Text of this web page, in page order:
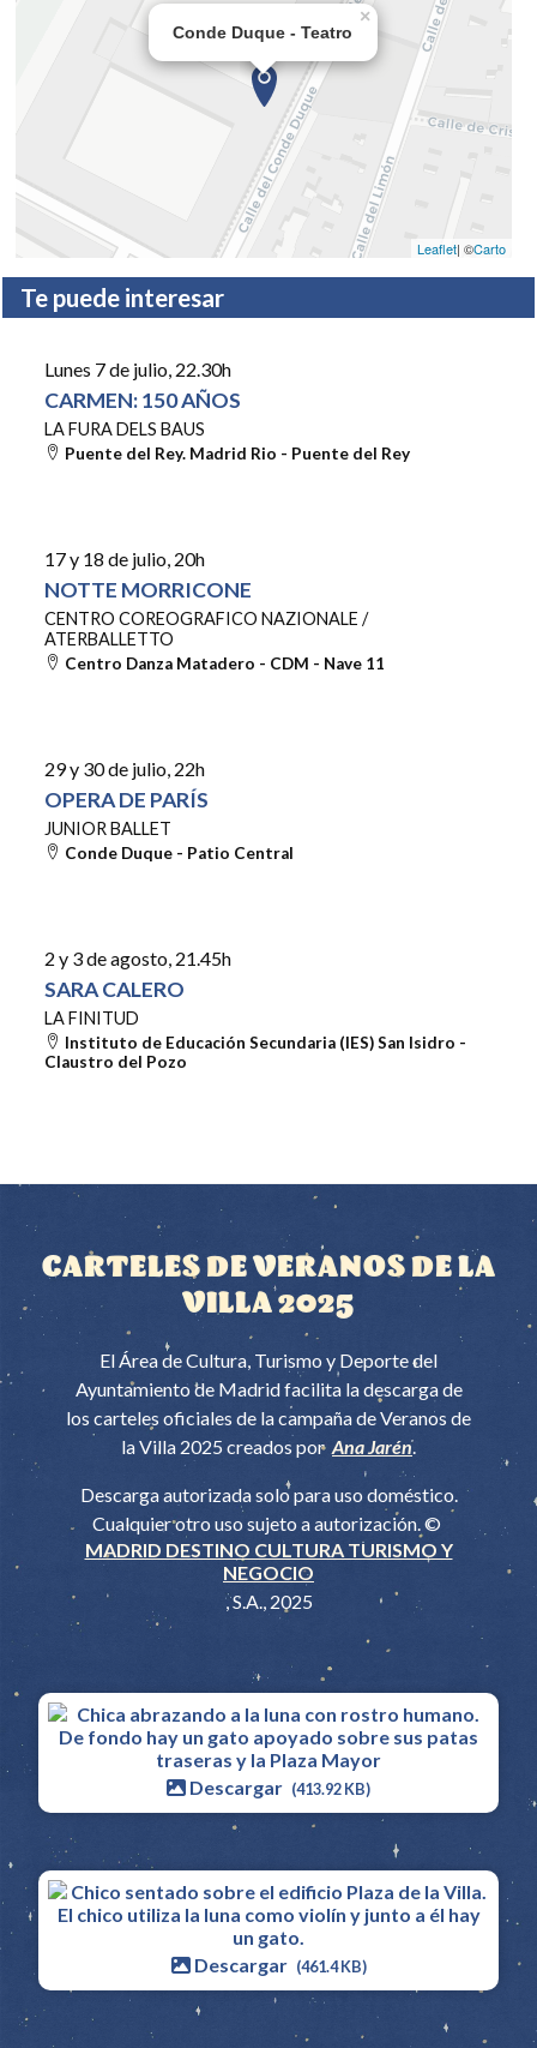
×
Conde Duque - Teatro
Leaflet| ©Carto
Te puede interesar
Lunes 7 de julio, 22.30h
CARMEN: 150 AÑOS
LA FURA DELS BAUS
Puente del Rey. Madrid Rio - Puente del Rey
17 y 18 de julio, 20h
NOTTE MORRICONE
CENTRO COREOGRAFICO NAZIONALE /
ATERBALLETTO
Centro Danza Matadero - CDM - Nave 11
29 y 30 de julio, 22h
OPERA DE PARÍS
JUNIOR BALLET
Conde Duque - Patio Central
2 y 3 de agosto, 21.45h
SARA CALERO
LA FINITUD
Instituto de Educación Secundaria (IES) San Isidro -
Claustro del Pozo
CARTELES DE VERANOS DE LA
VILLA 2025
El Área de Cultura, Turismo y Deporte del
Ayuntamiento de Madrid facilita la descarga de
los carteles oficiales de la campaña de Veranos de
la Villa 2025 creados por Ana Jarén.
Descarga autorizada solo para uso doméstico.
Cualquier otro uso sujeto a autorización. ©
MADRID DESTINO CULTURA TURISMO Y
NEGOCIO
, S.A., 2025
Descargar (413.92 KB)
Descargar (461.4 KB)